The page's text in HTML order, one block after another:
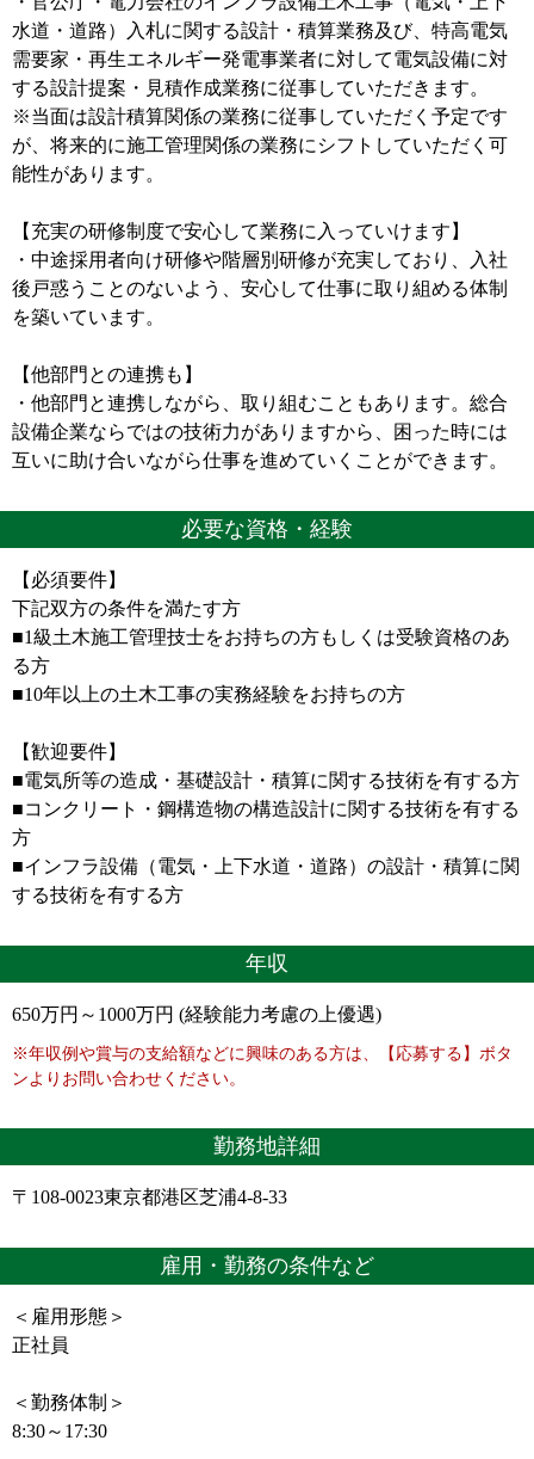
水道・道路）入札に関する設計・積算業務及び、特高電気
需要家・再生エネルギー発電事業者に対して電気設備に対
する設計提案・見積作成業務に従事していただきます。
※当面は設計積算関係の業務に従事していただく予定です
が、将来的に施工管理関係の業務にシフトしていただく可
能性があります。
【充実の研修制度で安心して業務に入っていけます】
・中途採用者向け研修や階層別研修が充実しており、入社
後戸惑うことのないよう、安心して仕事に取り組める体制
を築いています。
【他部門との連携も】
・他部門と連携しながら、取り組むこともあります。総合
設備企業ならではの技術力がありますから、困った時には
互いに助け合いながら仕事を進めていくことができます。
必要な資格・経験
【必須要件】
下記双方の条件を満たす方
■1級土木施工管理技士をお持ちの方もしくは受験資格のあ
る方
■10年以上の土木工事の実務経験をお持ちの方
【歓迎要件】
■電気所等の造成・基礎設計・積算に関する技術を有する方
■コンクリート・鋼構造物の構造設計に関する技術を有する
方
■インフラ設備（電気・上下水道・道路）の設計・積算に関
する技術を有する方
年収
650万円～1000万円 (経験能力考慮の上優遇)
※年収例や賞与の支給額などに興味のある方は、【応募する】ボタ
ンよりお問い合わせください。
勤務地詳細
〒108-0023東京都港区芝浦4-8-33
雇用・勤務の条件など
＜雇用形態＞
正社員
＜勤務体制＞
8:30～17:30